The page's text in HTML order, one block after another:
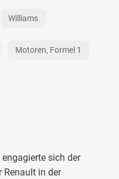
Williams
Motoren, Formel 1
sich der
in der